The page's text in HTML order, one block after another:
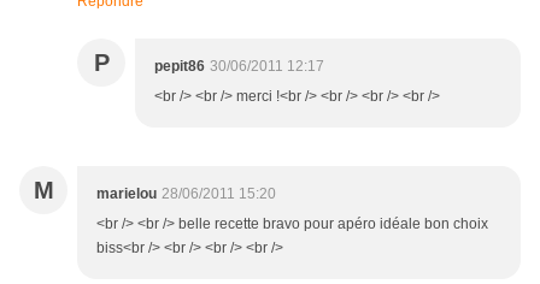
P pepit86 30/06/2011 12:17
<br /> <br /> merci !<br /> <br /> <br /> <br />
M marielou 28/06/2011 15:20
<br /> <br /> belle recette bravo pour apéro idéale bon choix
biss<br /> <br /> <br /> <br />